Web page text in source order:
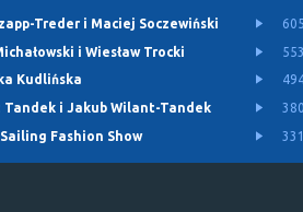
Treder i Maciej Soczewiński
i Wiesław Trocki
Kudlińska
Tandek i Jakub Wilant-Tandek
Fashion Show